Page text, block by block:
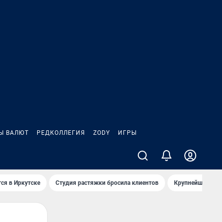
ВАЛЮТ РЕДКОЛЛЕГИЯ ZODY ИГРЫ
в Иркутске Студия растяжки бросила клиентов Крупнейшие